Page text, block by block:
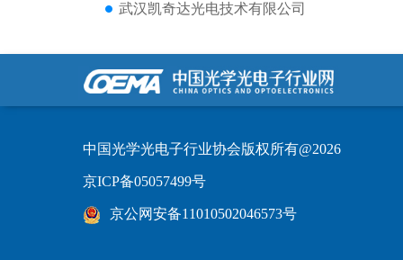
武汉凯奇达光电技术有限公司
中国光学光电子行业协会版权所有@2026
京ICP备05057499号
京公网安备11010502046573号